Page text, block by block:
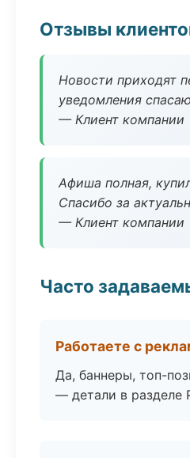
Отзывы
Новости приходят
уведомления
— Клиент компании
Афиша полная,
Спасибо за
— Клиент компании
Часто
Работаете с
Да, баннеры, топ-
— детали в разделе